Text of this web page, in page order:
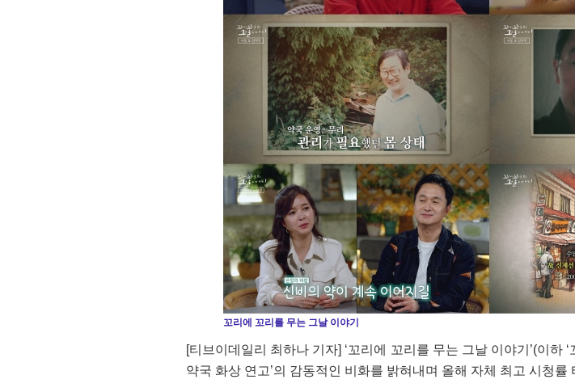
꼬리에 꼬리를 무는 그날 이야기
[티브이데일리 최하나 기자] ‘꼬리에 꼬리를 무는 그날 이야기’(이하
약국 화상 연고’의 감동적인 비화를 밝혀내며 올해 자체 최고 시청률